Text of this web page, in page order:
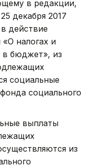
в редакции,
декабря 2017
действие
«О налогах и
в бюджет», из
социальные
социального
выплаты
из